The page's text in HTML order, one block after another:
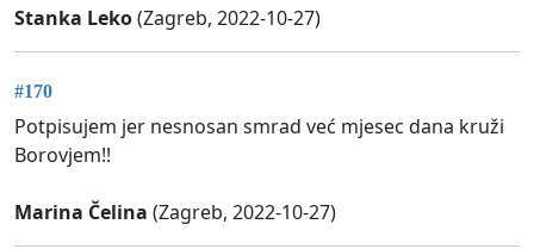
Stanka Leko(Zagreb, 2022-10-27)
#170
Potpisujem jer nesnosan smrad već mjesec dana kruži
Borovjem!!
Marina Čelina (Zagreb, 2022-10-27)